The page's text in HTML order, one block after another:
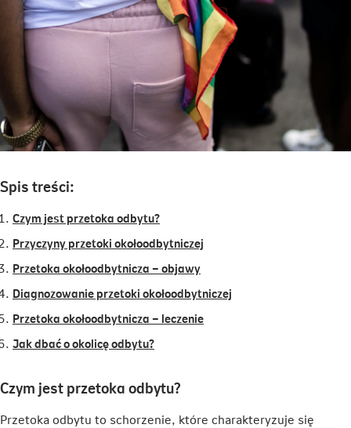
Spis treści:
Czym jest przetoka odbytu?
Przyczyny przetoki okołoodbytniczej
Przetoka okołoodbytnicza – objawy
Diagnozowanie przetoki okołoodbytniczej
Przetoka okołoodbytnicza – leczenie
Jak dbać o okolicę odbytu?
Czym jest przetoka odbytu?
Przetoka odbytu to schorzenie, które charakteryzuje się